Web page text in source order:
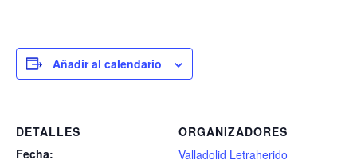
Añadir al calendario
DETALLES
Fecha:
ORGANIZADORES
Valladolid Letraherido